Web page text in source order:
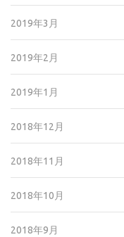
2019年3月
2019年2月
2019年1月
2018年12月
2018年11月
2018年10月
2018年9月